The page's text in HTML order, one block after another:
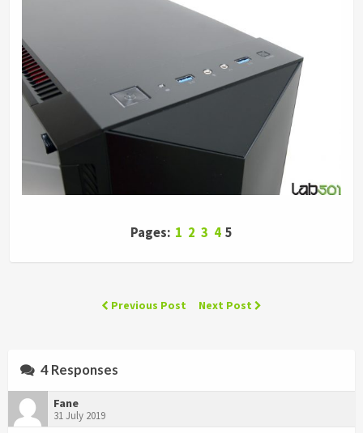
Pages: 1 2 3 4 5
Previous Post Next Post
4 Responses
Fane
31 July 2019